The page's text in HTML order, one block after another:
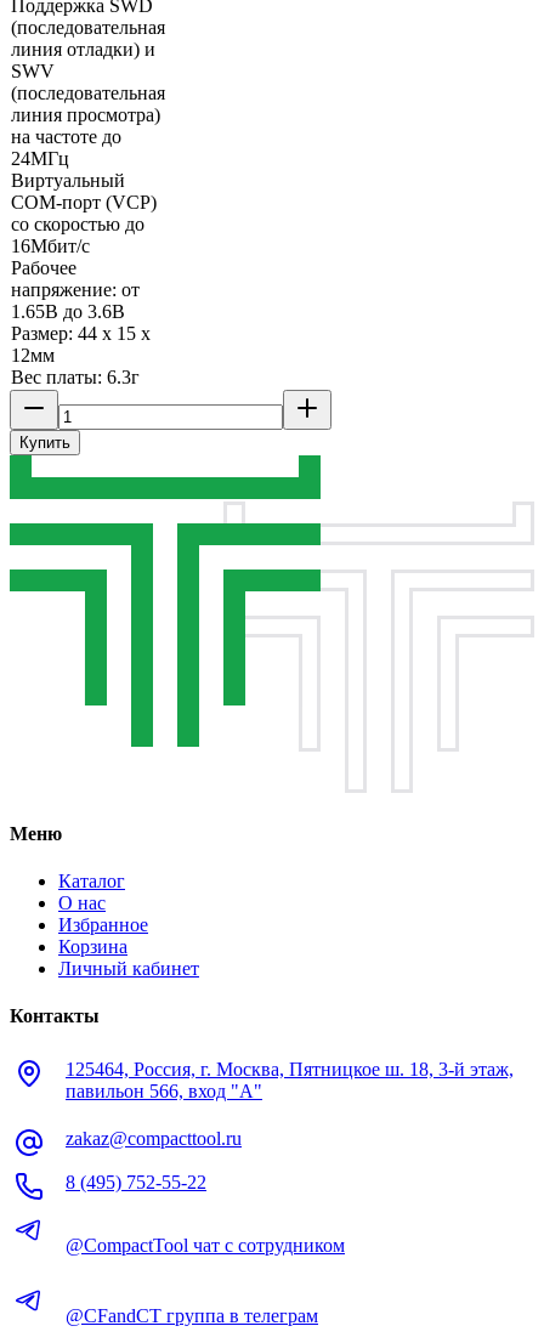
Поддержка SWD
(последовательная
линия отладки) и
SWV
(последовательная
линия просмотра)
на частоте до
24МГц
Виртуальный
COM-порт (VCP)
со скоростью до
16Мбит/с
Рабочее
напряжение: от
1.65В до 3.6В
Размер: 44 х 15 х
12мм
Вес платы: 6.3г
Купить
Меню
Каталог
О нас
Избранное
Корзина
Личный кабинет
Контакты
125464, Россия, г. Москва, Пятницкое ш. 18, 3-й этаж,
павильон 566, вход "А"
zakaz@compacttool.ru
8 (495) 752-55-22
@CompactTool чат с сотрудником
@CFandCT группа в телеграм